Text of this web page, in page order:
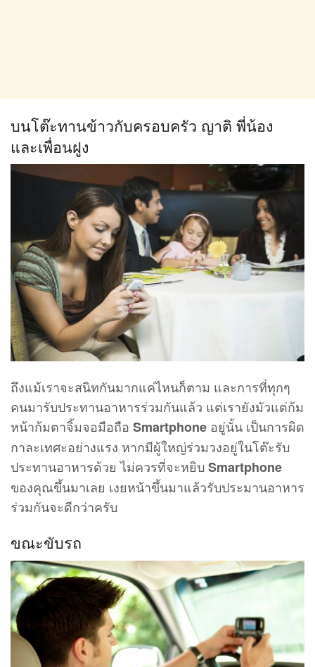
บนโต๊ะทานข้าวกับครอบครัว ญาติ พี่น้อง
และเพื่อนฝูง
ถึงแม้เราจะสนิทกันมากแค่ไหนก็ตาม และการที่ทุกๆ
คนมารับประทานอาหารร่วมกันแล้ว แต่เรายังมัวแต่ก้ม
หน้าก้มตาจิ้มจอมือถือ Smartphone อยู่นั้น เป็นการผิด
กาละเทศะอย่างแรง หากมีผู้ใหญ่ร่วมวงอยู่ในโต๊ะรับ
ประทานอาหารด้วย ไม่ควรที่จะหยิบ Smartphone
ของคุณขึ้นมาเลย เงยหน้าขึ้นมาแล้วรับประมานอาหาร
ร่วมกันจะดีกว่าครับ
ขณะขับรถ